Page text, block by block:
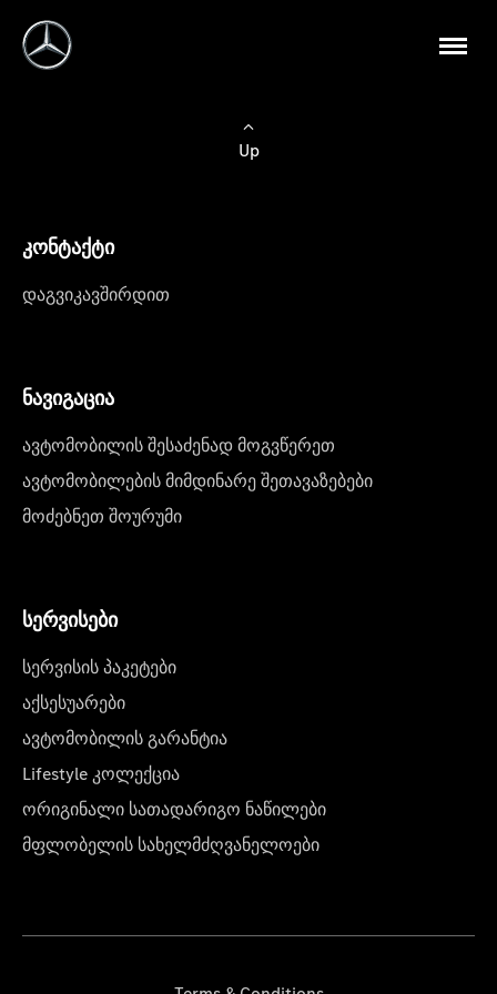
Up
კონტაქტი
დაგვიკავშირდით
ნავიგაცია
ავტომობილის შესაძენად მოგვწერეთ
ავტომობილების მიმდინარე შეთავაზებები
მოძებნეთ შოურუმი
სერვისები
სერვისის პაკეტები
აქსესუარები
ავტომობილის გარანტია
Lifestyle კოლექცია
ორიგინალი სათადარიგო ნაწილები
მფლობელის სახელმძღვანელოები